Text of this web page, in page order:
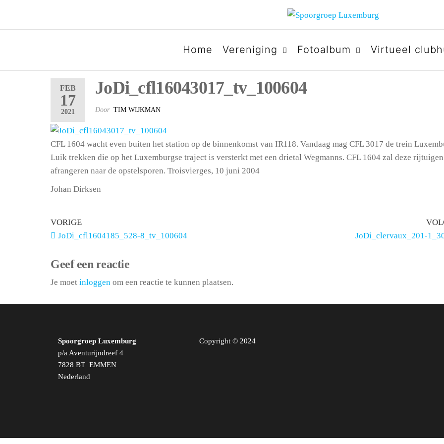
SPOORGROEP LUXEMBURG
Home Vereniging Fotoalbum Virtueel
FEB
17
2021
JoDi_cfl16043017_tv_100604
Door TIM WIJKMAN
CFL 1604 wacht even buiten het station op de binnenkomst van IR118. Vandaag mag CFL 3017 de trein
Luik trekken die op het Luxemburgse traject is versterkt met een drietal Wegmanns. CFL 1604 zal deze rijtuigen
afrangeren naar de opstelsporen. Troisvierges, 10 juni 2004
Johan Dirksen
VORIGE
JoDi_cfl1604185_528-8_tv_100604
JoDi_clervaux_201-
Geef een reactie
Je moet inloggen om een reactie te kunnen plaatsen.
Spoorgroep Luxemburg
p/a Aventurijndreef 4
7828 BT EMMEN
Nederland
Copyright © 2024